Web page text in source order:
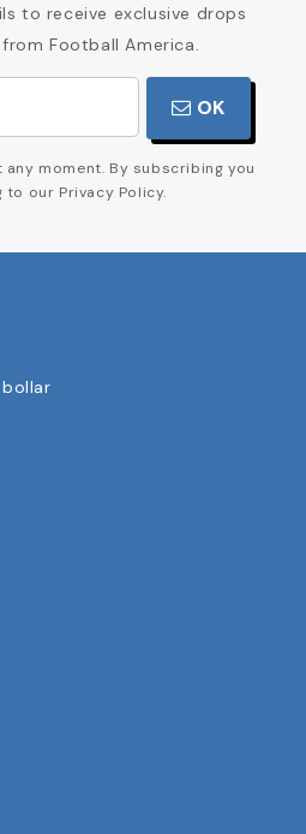
to receive exclusive drops
Football America.
OK
moment. By subscribing you
to our Privacy Policy.